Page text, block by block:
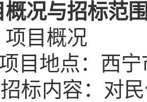
概况与招标范
项目概况
目地点：西
招标内容：对